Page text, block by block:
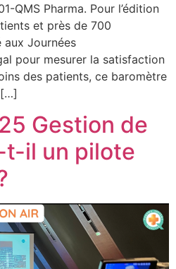
QMS Pharma. Pour l’édition
et près de 700
Journées
pour mesurer la satisfaction
des patients, ce baromètre
[…]
Gestion de
t-il un pilote